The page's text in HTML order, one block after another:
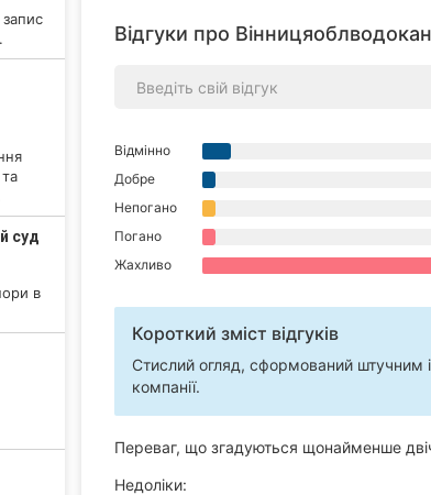
суд
в
Відгуки про
Відмінно
Добре
Непогано
Погано
Жахливо
Короткий зміст відгуків
Стислий огляд, сформований штучним
компанії.
Переваг, що згадуються щонайменше
Недоліки: